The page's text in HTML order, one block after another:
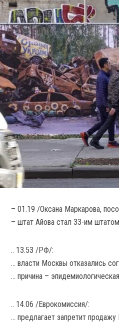
– 01.19 /Оксана Маркарова,
– штат Айова стал 33-им
.. 13.53 /РФ/:
… власти Москвы отказались
… причина –
.. 14.06 /Еврокомиссия/:
… предлагает запретит